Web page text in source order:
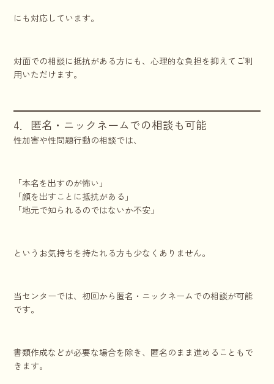
にも対応しています。
対面での相談に抵抗がある方にも、心理的な負担を抑えてご利
用いただけます。
4．匿名・ニックネームでの相談も可能
性加害や性問題行動の相談では、
「本名を出すのが怖い」
「顔を出すことに抵抗がある」
「地元で知られるのではないか不安」
というお気持ちを持たれる方も少なくありません。
当センターでは、初回から匿名・ニックネームでの相談が可能
です。
書類作成などが必要な場合を除き、匿名のまま進めることもで
きます。